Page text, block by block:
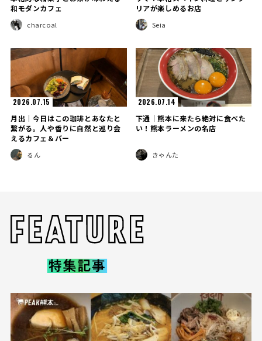
和モダンカフェ
charcoal
リアが楽しめるお店
Seia
2026.07.15
月出｜今日はこの珈琲とあなたと
繋がる。人や香りに自然と巡り会
えるカフェ＆バー
るん
2026.07.14
下通｜熊本に来たら絶対に食べた
い！熊本ラーメンの名店
きゃんた